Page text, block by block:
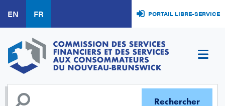
au
contenu
principal
EN FR PORTAIL LIBRE-SERVICE